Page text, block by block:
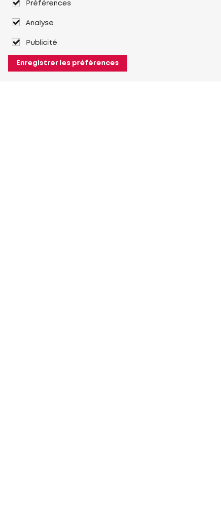
Préférences
Analyse
Publicité
Enregistrer les préférences